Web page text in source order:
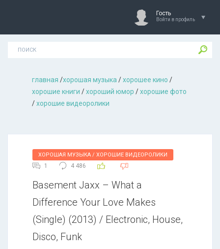
Гость
Войти в профиль
главная /хорошая музыкa /хорошее кино /
хорошие книги /хороший юмор /хорошие фото
/хорошие видеоролики
ХОРОШАЯ МУЗЫКА / ХОРОШИЕ ВИДЕОРОЛИКИ
1 4 486
Basement Jaxx – What a
Difference Your Love Makes
(Single) (2013) / Electronic, House,
Disco, Funk